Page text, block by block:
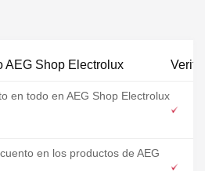
AEG Shop Electrolux
en todo en AEG Shop Electrolux
en los productos de AEG